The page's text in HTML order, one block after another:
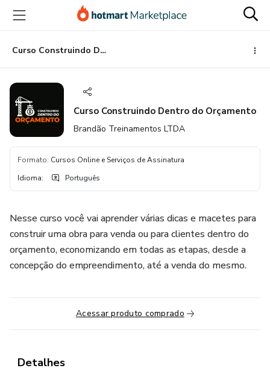
para
conteúdo
principal
para
pagamento
para
rodapé
Curso Construindo Dentro do Orçamento
Curso Construindo Dentro do Orçamento
Brandão Treinamentos LTDA
Formato: Cursos Online e Serviços de Assinatura
Idioma: Português
Nesse curso você vai aprender várias dicas e macetes para
construir uma obra para venda ou para clientes dentro do
orçamento, economizando em todas as etapas, desde a
concepção do empreendimento, até a venda do mesmo.
Acessar produto comprado
Detalhes